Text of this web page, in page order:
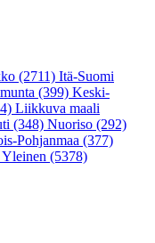
(2711) Itä-Suomi
(399) Keski-
Liikkuva maali
(348) Nuoriso (292)
Pohjanmaa (377)
Yleinen (5378)